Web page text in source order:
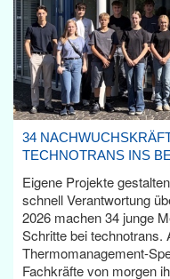
34
TECHNOTRANS INS
Eigene Projekte
schnell Verantwortung
2026 machen 34 junge
Schritte bei technotrans.
Thermomanagement-
Fachkräfte von morgen